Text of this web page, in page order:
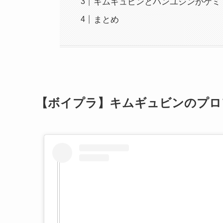
まとめ
【ボイプラ】キムギュビンのプ